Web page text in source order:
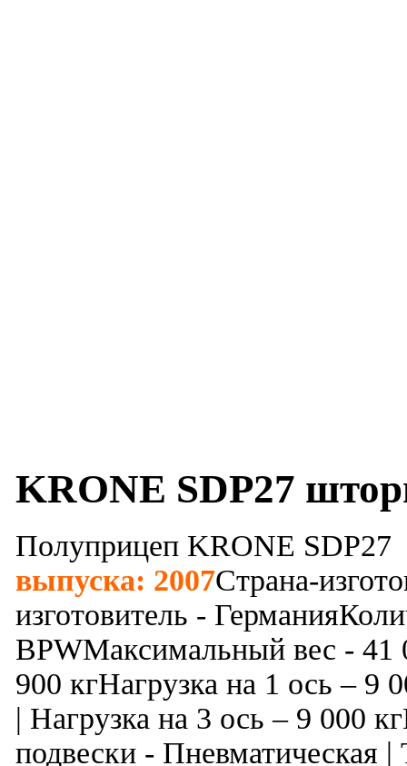
KRONE SDP27
Полуприцеп KRONE
выпуска: 2007Страна-
изготовитель -
BPWМаксимальный вес - 41
900 кгНагрузка на 1 ось – 9
| Нагрузка на 3 ось – 9 000
подвески - Пневматическая